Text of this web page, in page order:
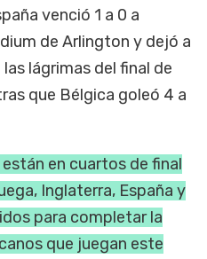
venció 1 a 0 a
de Arlington y dejó a
las lágrimas del final de
que Bélgica goleó 4 a
en cuartos de final
Inglaterra, España y
para completar la
que juegan este